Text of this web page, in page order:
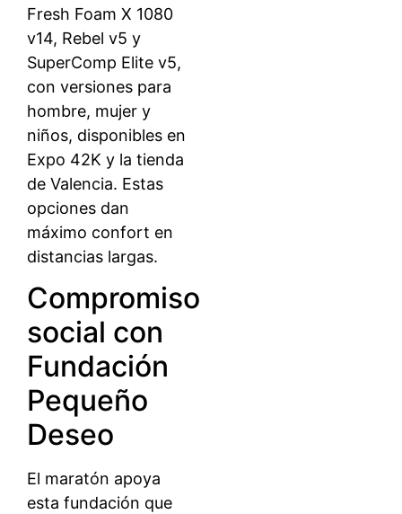
Fresh Foam X 1080
v14, Rebel v5 y
SuperComp Elite v5,
con versiones para
hombre, mujer y
niños, disponibles en
Expo 42K y la tienda
de Valencia. Estas
opciones dan
máximo confort en
distancias largas.
Compromiso
social con
Fundación
Pequeño
Deseo
El maratón apoya
esta fundación que